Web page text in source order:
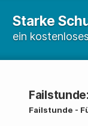
Starke
ein
Failstunde -